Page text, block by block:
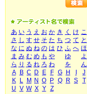
あ い う え お か き く け こ
さ し す せ そ た ち つ て と
な に ぬ ね の は ひ ふ へ ほ
ま み む め も や ゆ
よ
ら り る れ ろ わ を
ん
A
B C D E F G H
J
K
L M N O P Q R S
T
U V W X Y Z